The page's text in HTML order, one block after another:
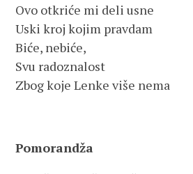
Ovo otkriće mi deli usne
Uski kroj kojim pravdam
Biće, nebiće,
Svu radoznalost
Zbog koje Lenke više nema
Pomorandža